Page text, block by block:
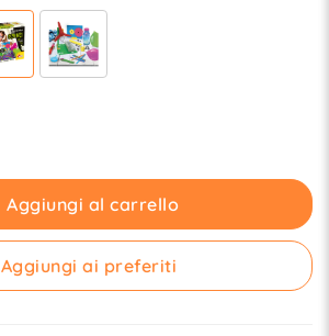
Aggiungi al carrello
Aggiungi ai preferiti